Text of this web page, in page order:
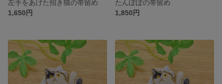
左手をあげた招き猫の帯留め
1,650円
たんぽぽの帯留め
1,850円